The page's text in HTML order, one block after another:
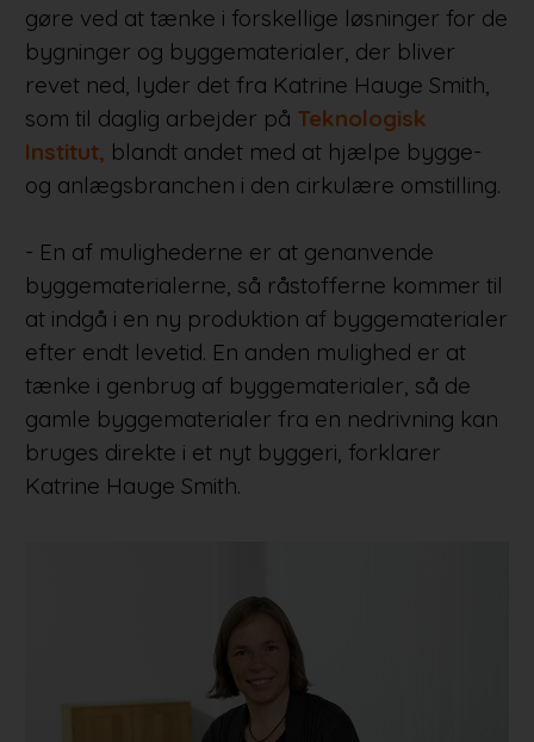
gøre ved at tænke i forskellige løsninger for de
bygninger og byggematerialer, der bliver
revet ned, lyder det fra Katrine Hauge Smith,
som til daglig arbejder på Teknologisk
Institut, blandt andet med at hjælpe bygge-
og anlægsbranchen i den cirkulære omstilling.
- En af mulighederne er at genanvende
byggematerialerne, så råstofferne kommer til
at indgå i en ny produktion af byggematerialer
efter endt levetid. En anden mulighed er at
tænke i genbrug af byggematerialer, så de
gamle byggematerialer fra en nedrivning kan
bruges direkte i et nyt byggeri, forklarer
Katrine Hauge Smith.